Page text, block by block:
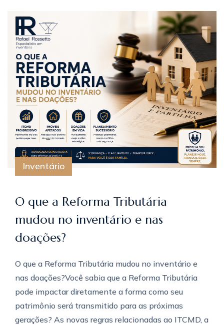
Inventário
O que a Reforma Tributária
mudou no inventário e nas
doações?
O que a Reforma Tributária mudou no inventário e
nas doações?Você sabia que a Reforma Tributária
pode impactar diretamente a forma como seu
patrimônio será transmitido para as próximas
gerações? As novas regras relacionadas ao ITCMD, a